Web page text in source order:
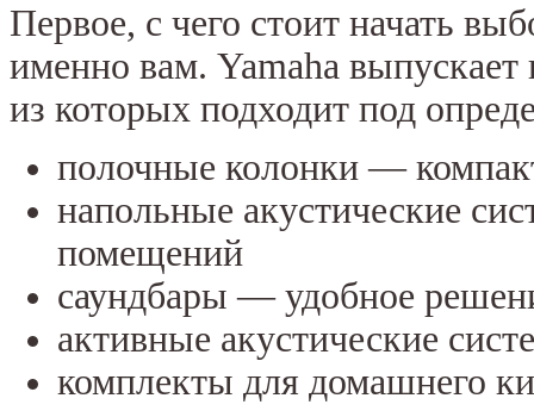
Первое, с чего стоит начать
именно вам. Yamaha выпускает
из которых подходит под
полочные колонки —
напольные акустические
помещений
саундбары — удобное
активные акустические
комплекты для домашнего